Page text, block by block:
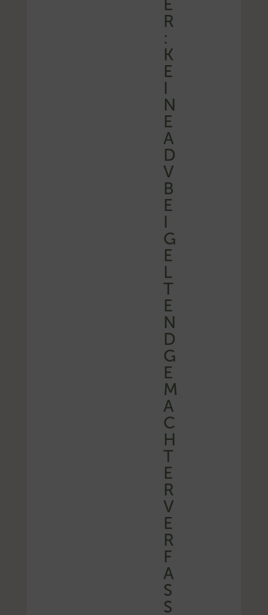
E
R
:
K
E
I
N
E
A
D
V
B
E
I
G
E
L
T
E
N
D
G
E
M
A
C
H
T
E
R
V
E
R
F
A
S
S